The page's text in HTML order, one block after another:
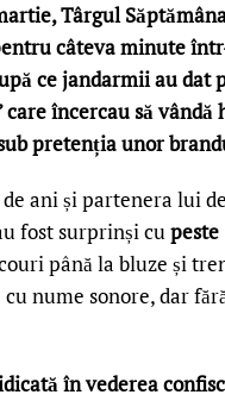
Târgul
câteva minute
ce jandarmii au dat
care încercau să vândă
pretenția unor
ani și partenera lui
fost surprinși cupeste
până la bluze și
nume sonore, dar
în vederea